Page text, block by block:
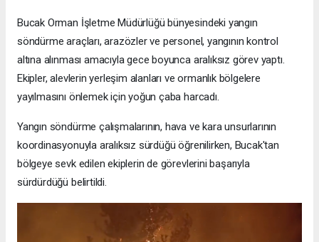
Bucak Orman İşletme Müdürlüğü bünyesindeki yangın
söndürme araçları, arazözler ve personel, yangının kontrol
altına alınması amacıyla gece boyunca aralıksız görev yaptı.
Ekipler, alevlerin yerleşim alanları ve ormanlık bölgelere
yayılmasını önlemek için yoğun çaba harcadı.
Yangın söndürme çalışmalarının, hava ve kara unsurlarının
koordinasyonuyla aralıksız sürdüğü öğrenilirken, Bucak'tan
bölgeye sevk edilen ekiplerin de görevlerini başarıyla
sürdürdüğü belirtildi.